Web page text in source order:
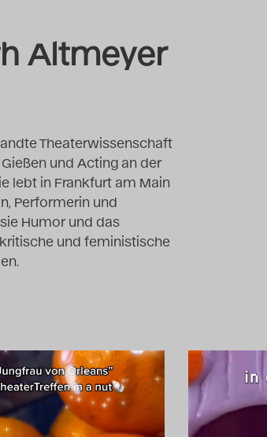
Altmeyer
Theaterwissenschaft
und Acting an der
lebt in Frankfurt am Main
Performerin und
Humor und das
und feministische